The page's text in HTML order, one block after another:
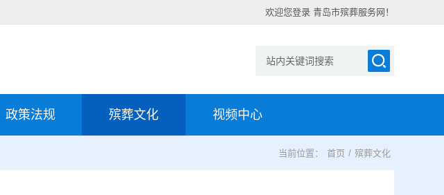
欢迎您登录 青岛市殡葬服务网！
政策法规 殡葬文化 视频中心
当前位置： 首页 / 殡葬文化